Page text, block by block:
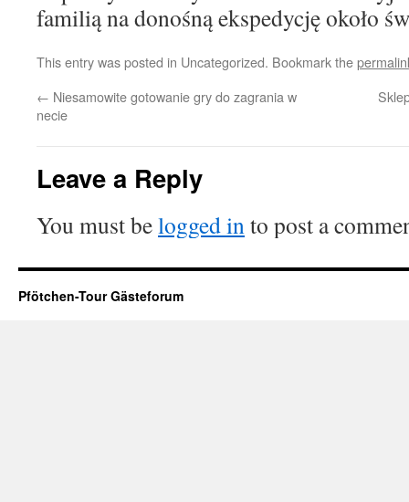
familią na donośną ekspedycję około
This entry was posted in Uncategorized. Bookmark the
← Niesamowite gotowanie gry do zagrania w
necie
Leave a Reply
You must belogged into post a
Pfötchen-Tour Gästeforum